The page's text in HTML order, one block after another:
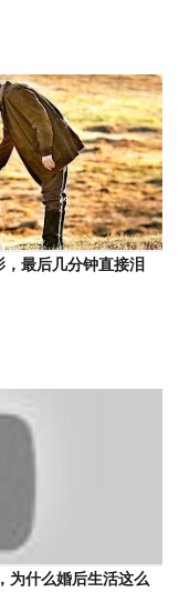
，最后几分钟直接泪
为什么婚后生活这么